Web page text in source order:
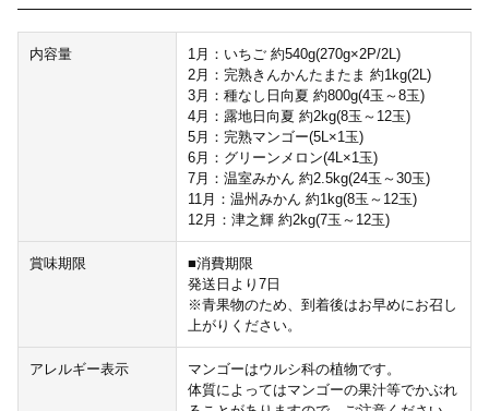
内容量
1月：いちご 約540g(270g×2P/2L)
2月：完熟きんかんたまたま 約1kg(2L)
3月：種なし日向夏 約800g(4玉～8玉)
4月：露地日向夏 約2kg(8玉～12玉)
5月：完熟マンゴー(5L×1玉)
6月：グリーンメロン(4L×1玉)
7月：温室みかん 約2.5kg(24玉～30玉)
11月：温州みかん 約1kg(8玉～12玉)
12月：津之輝 約2kg(7玉～12玉)
賞味期限
■消費期限
発送日より7日
※青果物のため、到着後はお早めにお召し
上がりください。
アレルギー表示
マンゴーはウルシ科の植物です。
体質によってはマンゴーの果汁等でかぶれ